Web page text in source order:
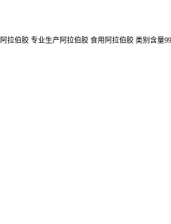
伯胶 专业生产阿拉伯胶 食用阿拉伯胶 类别含量